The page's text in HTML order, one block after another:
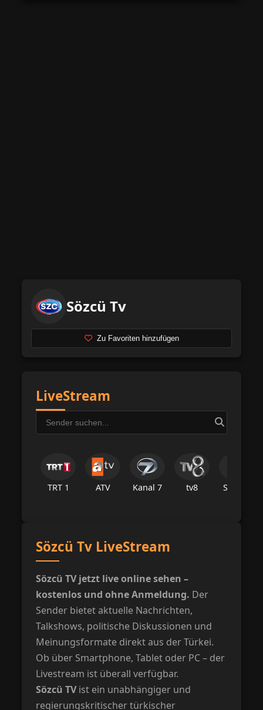
Sözcü Tv
Zu Favoriten hinzufügen
LiveStream
TRT 1 ATV Kanal 7 tv8 Star Tv
Sözcü Tv LiveStream
Sözcü TV jetzt live online sehen –
kostenlos und ohne Anmeldung. Der
Sender bietet aktuelle Nachrichten,
Talkshows, politische Diskussionen und
Meinungsformate direkt aus der Türkei.
Ob über Smartphone, Tablet oder PC – der
Livestream ist überall verfügbar.
Sözcü TVist ein unabhängiger und
regierungskritischer türkischer